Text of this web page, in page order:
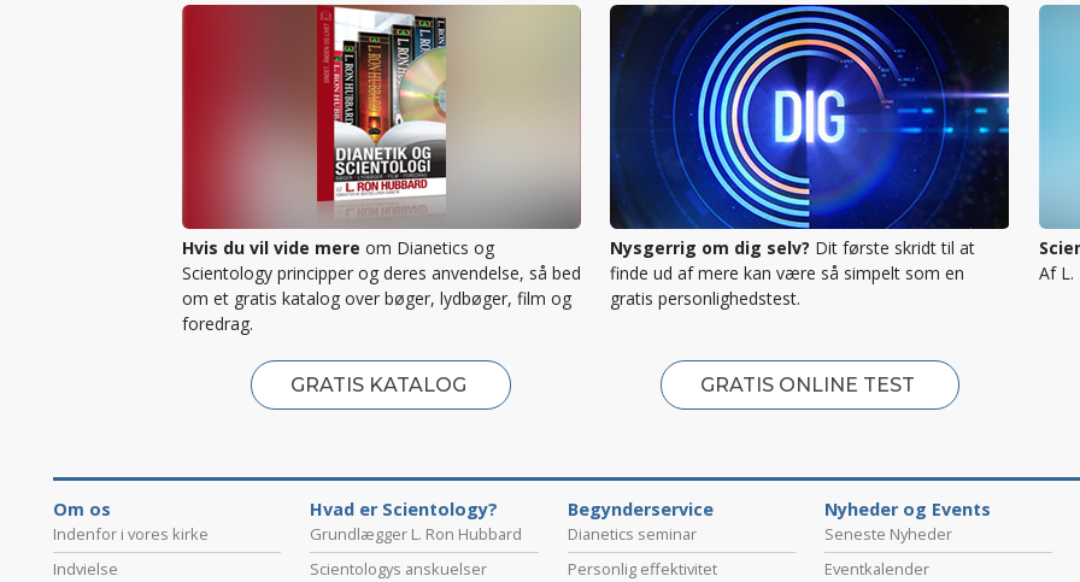
Hvis du vil vide mere om Dianetics og
Scientology principper og deres anvendelse, så bed
om et gratis katalog over bøger, lydbøger, film og
foredrag.
GRATIS KATALOG
Nysgerrig om dig selv? Dit første skridt til at
finde ud af mere kan være så simpelt som en
gratis personlighedstest.
GRATIS ONLINE TEST
Af L.
Om os
Indenfor i vores kirke
Indvielse
Hvad er Scientology?
Grundlægger L. Ron Hubbard
Scientologys anskuelser
Begynderservice
Dianetics seminar
Personlig effektivitet
Nyheder og Events
Seneste Nyheder
Eventkalender